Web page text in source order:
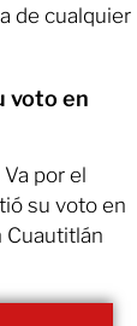
de cualquier
voto en
por el
su voto en
Cuautitlán